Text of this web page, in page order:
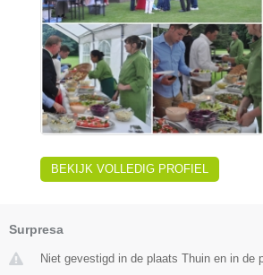
BEKIJK VOLLEDIG PROFIEL
Surpresa
Niet gevestigd in de plaats Thuin en in de